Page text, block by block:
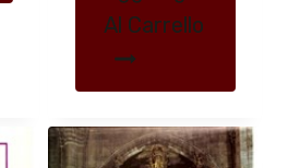
Al Carrello